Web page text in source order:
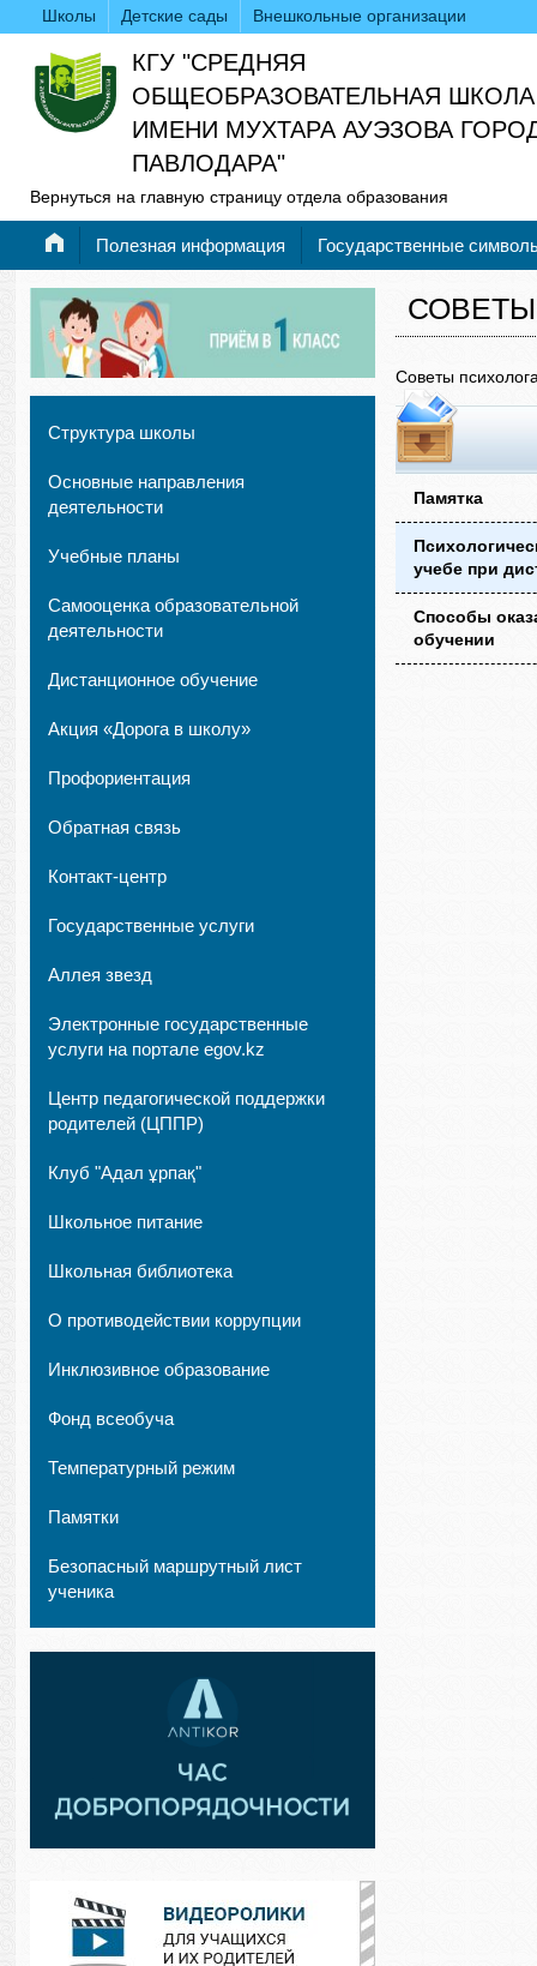
Школы Детские сады Внешкольные организации
КГУ "СРЕДНЯЯ
ОБЩЕОБРАЗОВАТЕЛЬНАЯ ШКОЛА
ИМЕНИ МУХТАРА АУЭЗОВА
ПАВЛОДАРА"
Вернуться на главную страницу отдела образования
Полезная информация Государственные
Структура школы
Основные направления
деятельности
Учебные планы
Самооценка образовательной
деятельности
Дистанционное обучение
Акция «Дорога в школу»
Профориентация
Обратная связь
Контакт-центр
Государственные услуги
Аллея звезд
Электронные государственные
услуги на портале egov.kz
Центр педагогической поддержки
родителей (ЦППР)
Клуб "Адал ұрпақ"
Школьное питание
Школьная библиотека
О противодействии коррупции
Инклюзивное образование
Фонд всеобуча
Температурный режим
Памятки
Безопасный маршрутный лист
ученика
Советы
Памятка
учебе при
Способы
обучении